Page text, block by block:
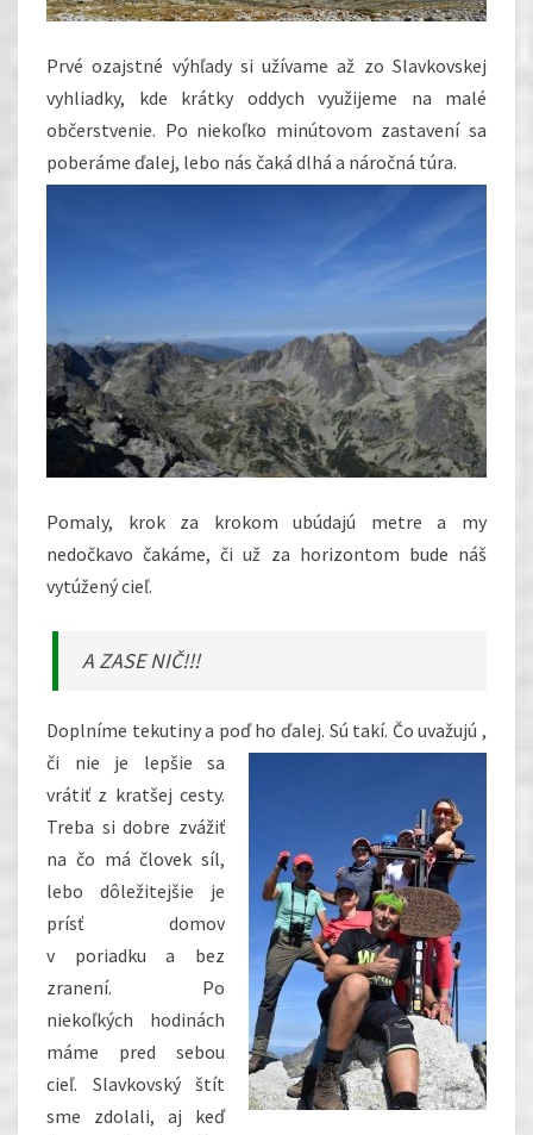
Prvé ozajstné výhľady si užívame až zo Slavkovskej
vyhliadky, kde krátky oddych využijeme na malé
občerstvenie. Po niekoľko minútovom zastavení sa
poberáme ďalej, lebo nás čaká dlhá a náročná túra.
Pomaly, krok za krokom ubúdajú metre a my
nedočkavo čakáme, či už za horizontom bude náš
vytúžený cieľ.
A ZASE NIČ!!!
Doplníme tekutiny a poď ho ďalej. Sú takí. Čo uvažujú ,
či nie je lepšie sa
vrátiť z kratšej cesty.
Treba si dobre zvážiť
na čo má človek síl,
lebo dôležitejšie je
prísť domov
v poriadku a bez
zranení. Po
niekoľkých hodinách
máme pred sebou
cieľ. Slavkovský štít
sme zdolali, aj keď